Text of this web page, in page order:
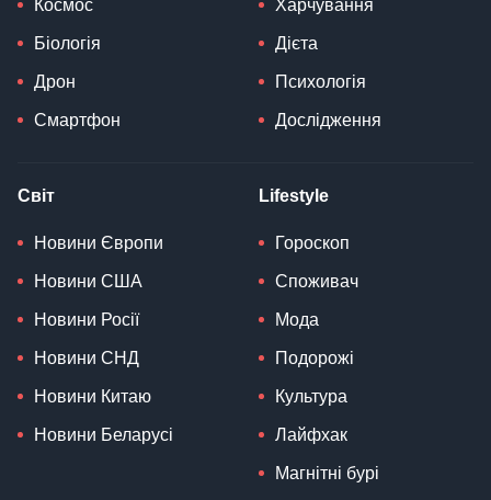
Космос
Біологія
Дрон
Смартфон
Харчування
Дієта
Психологія
Дослідження
Світ
Новини Європи
Новини США
Новини Росії
Новини СНД
Новини Китаю
Новини Беларусі
Lifestyle
Гороскоп
Споживач
Мода
Подорожі
Культура
Лайфхак
Магнітні бурі